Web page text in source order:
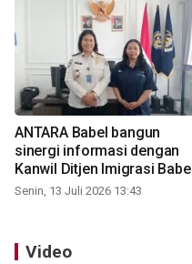
ANTARA Babel bangun
sinergi informasi dengan
Kanwil Ditjen Imigrasi Babel
Senin, 13 Juli 2026 13:43
Video